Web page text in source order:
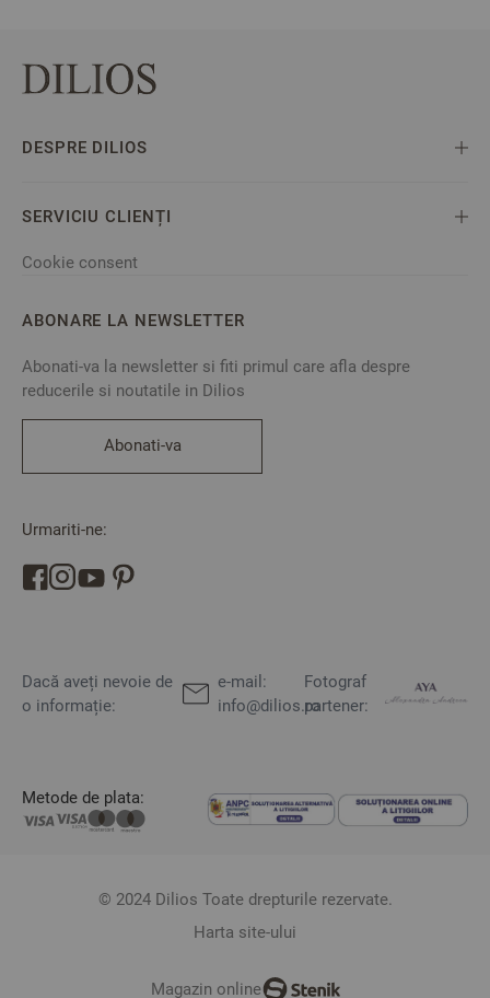
DESPRE DILIOS
SERVICIU CLIENȚI
Cookie consent
ABONARE LA NEWSLETTER
Abonati-va la newsletter si fiti primul care afla despre
reducerile si noutatile in Dilios
Abonati-va
Urmariti-ne:
Dacă aveți nevoie de
o informație:
e-mail:
info@dilios.ro
Fotograf
partener:
Metode de plata:
© 2024 Dilios Toate drepturile rezervate.
Harta site-ului
Magazin online